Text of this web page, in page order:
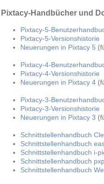
Pixtacy-Handbücher und
Pixtacy-5-
Pixtacy-5-Versionshistorie
Neuerungen in Pixtacy 5
Pixtacy-4-
Pixtacy-4-Versionshistorie
Neuerungen in Pixtacy 4
Pixtacy-3-
Pixtacy-3-Versionshistorie
Neuerungen in Pixtacy 3
Schnittstellenhandbuch
Schnittstellenhandbuch
Schnittstellenhandbuch i-
Schnittstellenhandbuch
Schnittstellenhandbuch